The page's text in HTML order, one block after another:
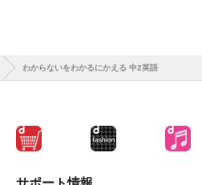
わからないをわかるにかえる 中2英語